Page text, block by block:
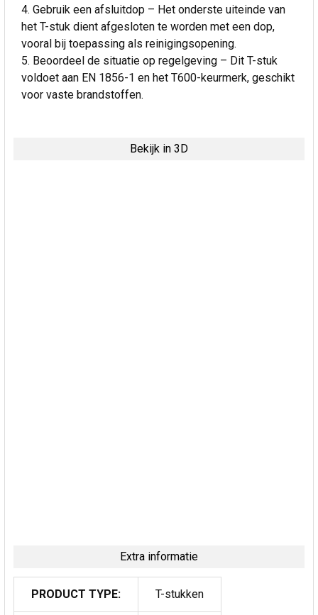
Gebruik een afsluitdop – Het onderste uiteinde van
het T-stuk dient afgesloten te worden met een dop,
vooral bij toepassing als reinigingsopening.
Beoordeel de situatie op regelgeving – Dit T-stuk
voldoet aan EN 1856-1 en het T600-keurmerk, geschikt
voor vaste brandstoffen.
Bekijk in 3D
Extra informatie
PRODUCT TYPE: T-stukken